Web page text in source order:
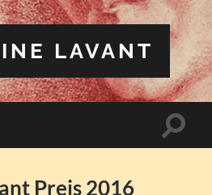
LAVANT
Preis 2016